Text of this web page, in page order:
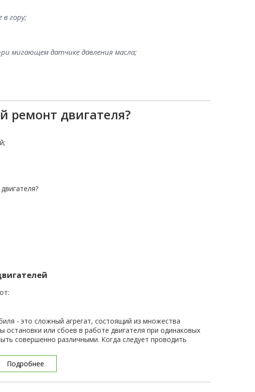
в гору;
мигающем датчике давления масла;
ремонт двигателя?
- это сложный агрегат, состоящий из множества
остановки или сбоев в работе двигателя при одинаковых
совершенно различными. Когда следует проводить
Подробнее